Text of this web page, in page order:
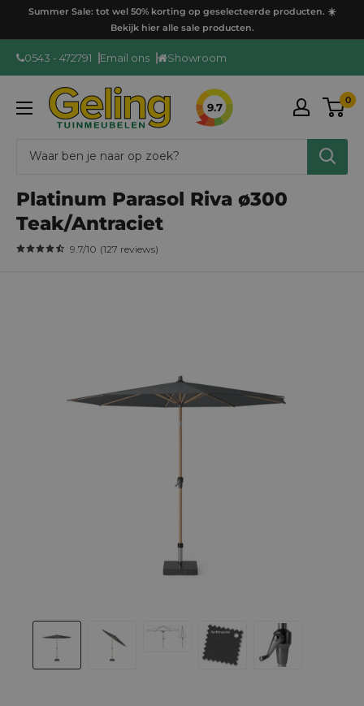
Summer Sale: tot wel 50% korting op geselecteerde producten. ☀️
Bekijk hier alle sale producten.
0543 - 472791 Email ons Showroom
GelingTuinmeubelen
9.7
0
Platinum Parasol Riva ø300
Teak/Antraciet
9.7/10 (127 reviews)